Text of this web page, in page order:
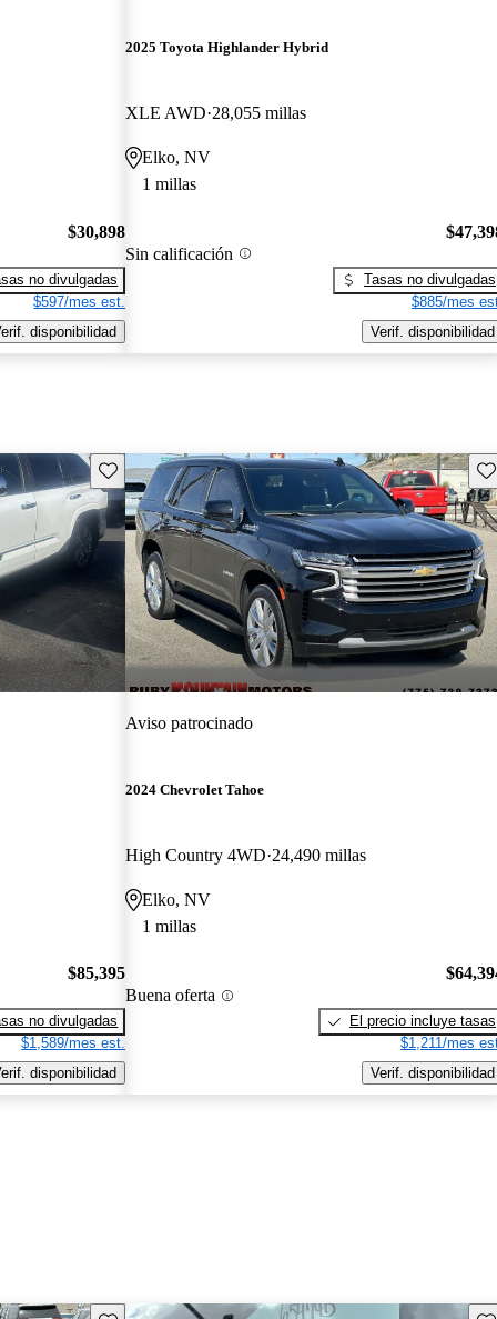
$30,898
no divulgadas
$597/mes est.
disponibilidad
2025 Toyota Highlander Hybrid
XLE AWD 28,055 millas
Elko, NV
1 millas
Sin calificación
Tasas no divulgadas
$885/mes
Verif. disponibilidad
Guarda este Aviso
$85,395
no divulgadas
$1,589/mes est.
disponibilidad
Aviso patrocinado
2024 Chevrolet Tahoe
High Country 4WD 24,490 millas
Elko, NV
1 millas
Buena oferta
El precio incluye tasas
$1,211/mes
Verif. disponibilidad